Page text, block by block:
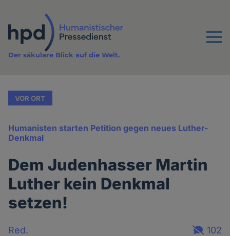
Inhalt
Menu
Der säkulare Blick auf die Welt.
VOR ORT
Humanisten starten Petition gegen neues Luther-
Denkmal
Dem Judenhasser Martin
Luther kein Denkmal
setzen!
Red.
102